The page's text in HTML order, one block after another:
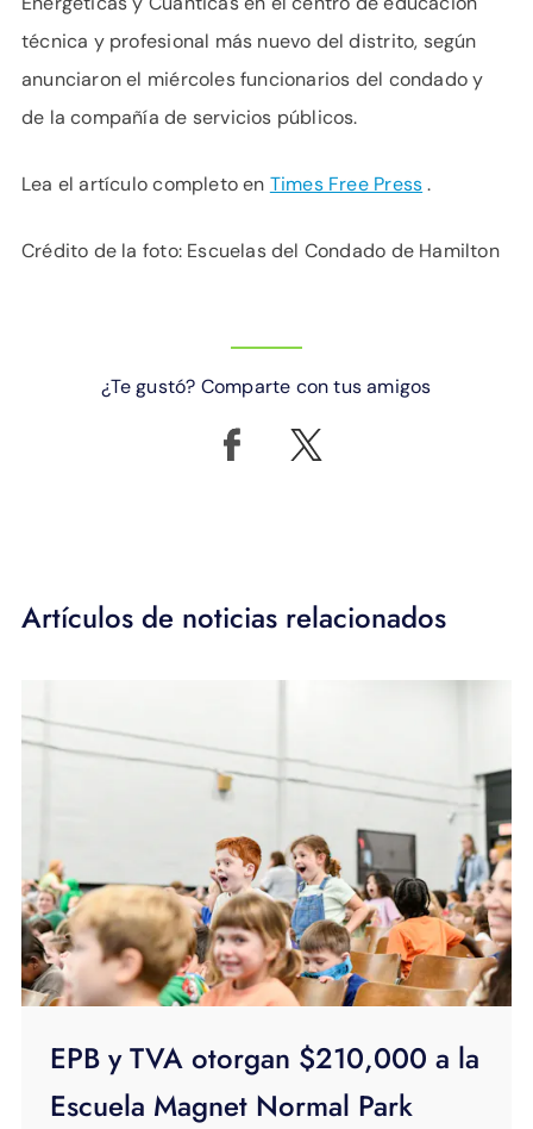
técnica y profesional más nuevo del distrito, según
anunciaron el miércoles funcionarios del condado y
de la compañía de servicios públicos.
Lea el artículo completo en Times Free Press.
Crédito de la foto: Escuelas del Condado de Hamilton
¿Te gustó? Comparte con tus amigos
Artículos de noticias relacionados
EPB y TVA otorgan $210,000 a la
Escuela Magnet Normal Park